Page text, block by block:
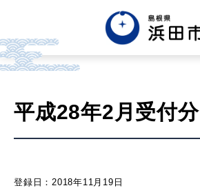
한글 Tiếng việt
平成28年2月受付分
登録日：2018年11月19日